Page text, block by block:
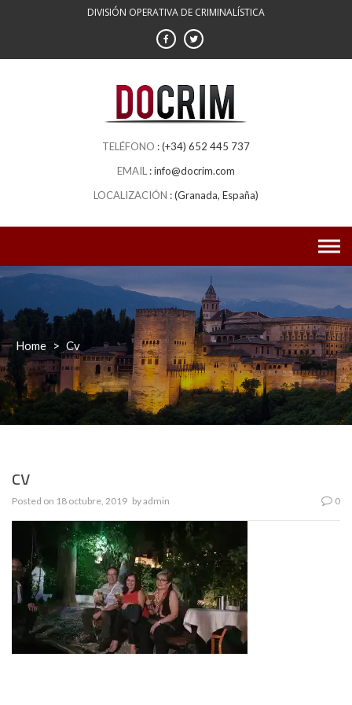
DIVISIÓN OPERATIVA DE CRIMINALÍSTICA
(+34) 652 445 737
info@docrim.com
(Granada, España)
Home > Cv
cv
Posted on 18 octubre, 2019 byadmin 0